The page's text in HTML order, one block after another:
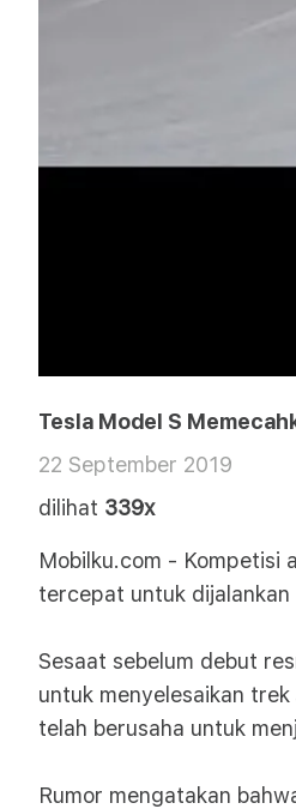
Tesla Model S
22 September 2019
dilihat 339x
Mobilku.com - Kompetisi
tercepat untuk
Sesaat sebelum debut
untuk menyelesaikan
telah berusaha untuk
Rumor mengatakan